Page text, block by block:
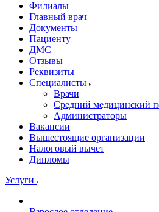
Филиалы
Главный врач
Документы
Пациенту
ДМС
Отзывы
Реквизиты
Специалисты
Врачи
Средний медицинский
Администраторы
Вакансии
Вышестоящие организации
Налоговый вычет
Дипломы
Услуги